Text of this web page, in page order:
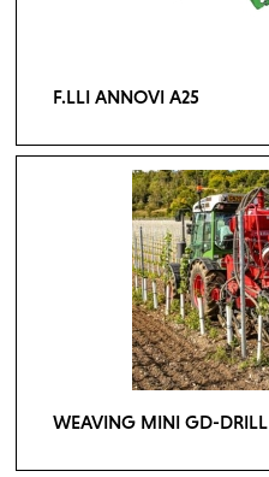
F.LLI ANNOVI A25
WEAVING MINI GD-DRILL